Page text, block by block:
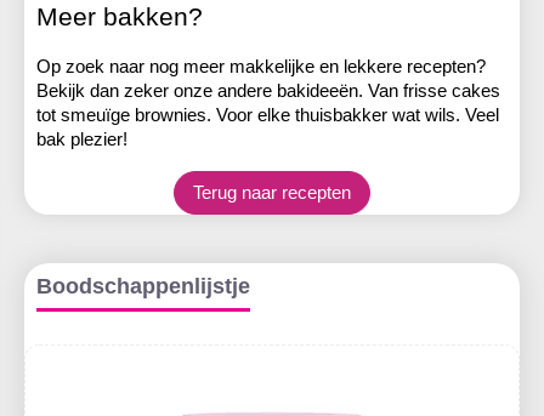
Meer bakken?
Op zoek naar nog meer makkelijke en lekkere recepten?
Bekijk dan zeker onze andere bakideeën. Van frisse cakes
tot smeuïge brownies. Voor elke thuisbakker wat wils. Veel
bak plezier!
Terug naar recepten
Boodschappenlijstje